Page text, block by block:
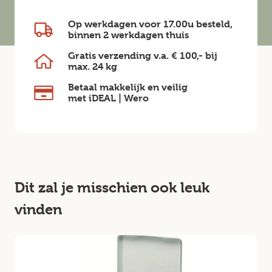
Op werkdagen voor 17.00u besteld,
binnen 2 werkdagen thuis
Gratis verzending v.a. € 100,- bij
max. 24 kg
Betaal makkelijk en veilig
met iDEAL | Wero
Dit zal je misschien ook leuk
vinden